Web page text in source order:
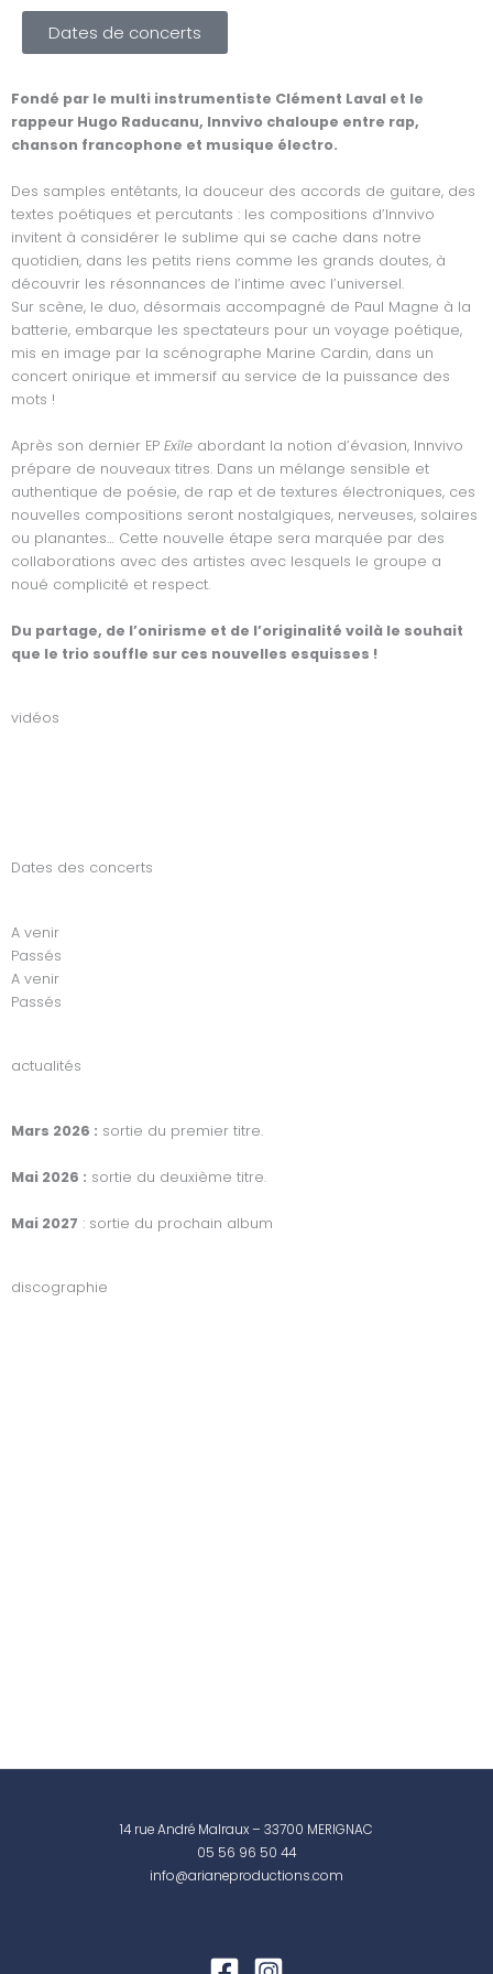
c
e
b
o
o
k
u
t
u
b
e
o
t
i
f
y
s
t
a
g
r
a
m
Dates de concerts
Fondé par le multi instrumentiste Clément Laval et le
rappeur Hugo Raducanu, Innvivo chaloupe entre rap,
chanson francophone et musique électro.
Des samples entêtants, la douceur des accords de guitare, des
textes poétiques et percutants : les compositions d’Innvivo
invitent à considérer le sublime qui se cache dans notre
quotidien, dans les petits riens comme les grands doutes, à
découvrir les résonnances de l’intime avec l’universel.
Sur scène, le duo, désormais accompagné de Paul Magne à la
batterie, embarque les spectateurs pour un voyage poétique,
mis en image par la scénographe Marine Cardin, dans un
concert onirique et immersif au service de la puissance des
mots !
Après son dernier EP Exîle abordant la notion d’évasion, Innvivo
prépare de nouveaux titres. Dans un mélange sensible et
authentique de poésie, de rap et de textures électroniques, ces
nouvelles compositions seront nostalgiques, nerveuses, solaires
ou planantes… Cette nouvelle étape sera marquée par des
collaborations avec des artistes avec lesquels le groupe a
noué complicité et respect.
Du partage, de l’onirisme et de l’originalité voilà le souhait
que le trio souffle sur ces nouvelles esquisses !
vidéos
Dates des concerts
A venir
Passés
A venir
Passés
actualités
Mars 2026 : sortie du premier titre.
Mai 2026 : sortie du deuxième titre.
Mai 2027 : sortie du prochain album
discographie
14 rue André Malraux – 33700 MERIGNAC
05 56 96 50 44
info@arianeproductions.com